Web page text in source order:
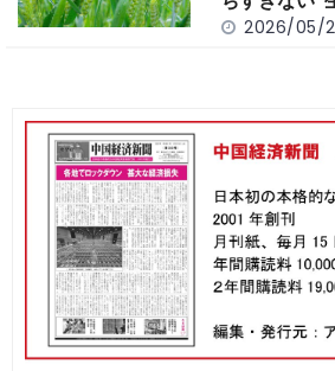
2026/05/